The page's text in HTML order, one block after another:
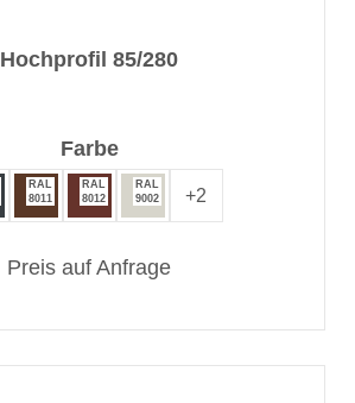
Hochprofil 85/280
Farbeauswählen
RAL
8011
RAL
8012
RAL
9002
+2
Preis auf Anfrage